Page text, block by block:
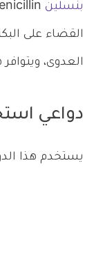
بنسلين
القضاء على
العدوى،
دواعي
يستخدم هذا